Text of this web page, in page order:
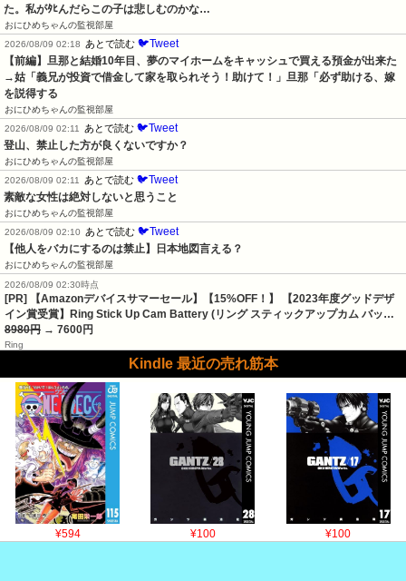
た。私がﾀﾋんだらこの子は悲しむのかな…
おにひめちゃんの監視部屋
2026/08/09 02:18
あとで読む 🐦Tweet
【前編】旦那と結婚10年目、夢のマイホームをキャッシュで買える預金が出来た
→姑「義兄が投資で借金して家を取られそう！助けて！」旦那「必ず助ける、嫁
を説得する
おにひめちゃんの監視部屋
2026/08/09 02:11
あとで読む 🐦Tweet
登山、禁止した方が良くないですか？
おにひめちゃんの監視部屋
2026/08/09 02:11
あとで読む 🐦Tweet
素敵な女性は絶対しないと思うこと
おにひめちゃんの監視部屋
2026/08/09 02:10
あとで読む 🐦Tweet
【他人をバカにするのは禁止】日本地図言える？
おにひめちゃんの監視部屋
2026/08/09 02:30時点
[PR] 【Amazonデバイスサマーセール】【15%OFF！】 【2023年度グッドデザ
イン賞受賞】Ring Stick Up Cam Battery (リング スティックアップカム バッ…
8980円 → 7600円
Ring
Kindle 最近の売れ筋本
¥594 ¥100 ¥100